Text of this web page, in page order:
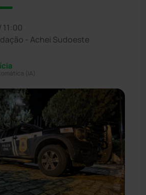
11:00
- Achei Sudoeste
(IA)